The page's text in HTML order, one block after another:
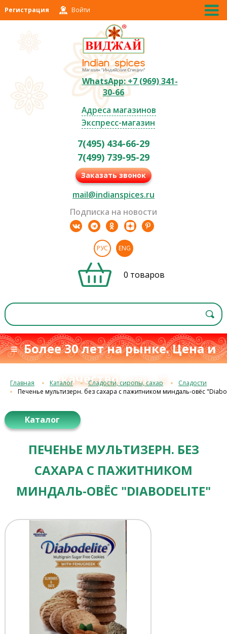
Регистрация Войти
WhatsApp: +7 (969) 341-
30-66
Адреса магазинов
Экспресс-магазин
7(495) 434-66-29
7(499) 739-95-29
Заказать звонок
mail@indianspices.ru
Подписка на новости
РУС ENG
0 товаров
≡ Более 30 лет на рынке. Цена и
качествос 1993 г.≡
Главная Каталог Сладости, сиропы, сахар
Сладости
Печенье мультизерн. без сахара с пажитником миндаль-овёс
Каталог
ПЕЧЕНЬЕ МУЛЬТИЗЕРН. БЕЗ
САХАРА С ПАЖИТНИКОМ
МИНДАЛЬ-ОВЁС "DIABODELITE"